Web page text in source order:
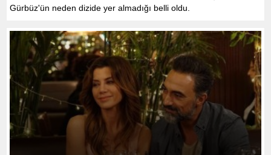
Gürbüz'ün neden dizide yer almadığı belli oldu.